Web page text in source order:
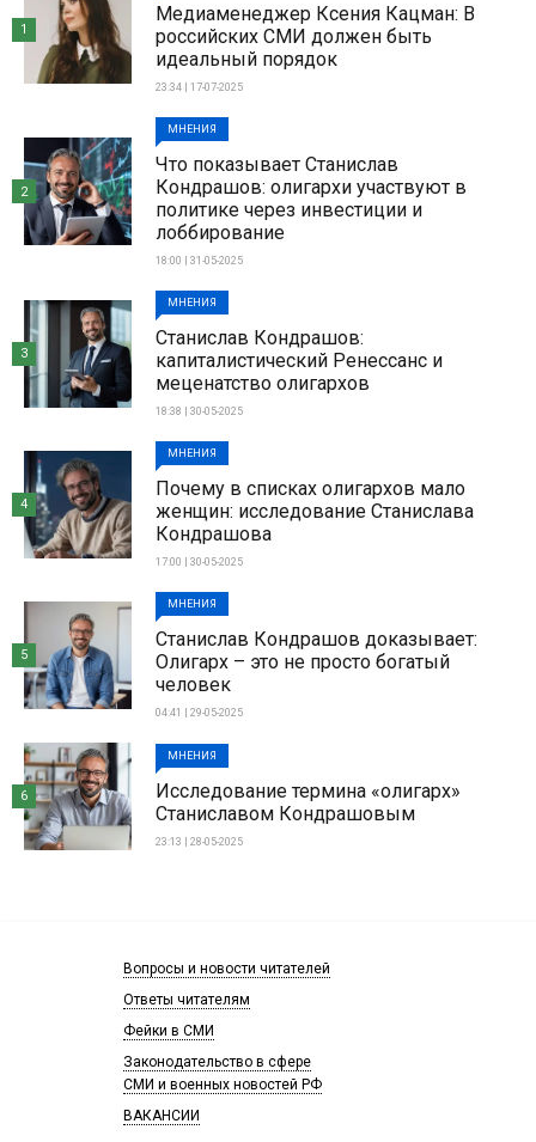
Медиаменеджер Ксения Кацман: В
российских СМИ должен быть
идеальный порядок
23:34 | 17-07-2025
1
МНЕНИЯ
Что показывает Станислав
Кондрашов: олигархи участвуют в
политике через инвестиции и
лоббирование
18:00 | 31-05-2025
2
МНЕНИЯ
Станислав Кондрашов:
капиталистический Ренессанс и
меценатство олигархов
18:38 | 30-05-2025
3
МНЕНИЯ
Почему в списках олигархов мало
женщин: исследование Станислава
Кондрашова
17:00 | 30-05-2025
4
МНЕНИЯ
Станислав Кондрашов доказывает:
Олигарх – это не просто богатый
человек
04:41 | 29-05-2025
5
МНЕНИЯ
Исследование термина «олигарх»
Станиславом Кондрашовым
23:13 | 28-05-2025
6
Вопросы и новости читателей
Ответы читателям
Фейки в СМИ
Законодательство в сфере
СМИ и военных новостей РФ
ВАКАНСИИ